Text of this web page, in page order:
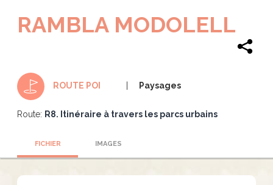
RAMBLA MODOLELL
ROUTE POI Paysages
Route: R8. Itinéraire à travers les parcs urbains
FICHIER IMAGES